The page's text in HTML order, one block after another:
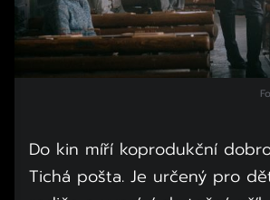
Do kin míří koprodukční
Tichá pošta. Je určený pro